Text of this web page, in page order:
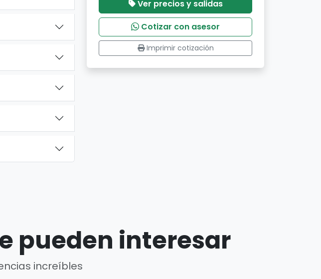
Ver precios y salidas
Cotizar con asesor
Imprimir cotización
pueden interesar
increíbles